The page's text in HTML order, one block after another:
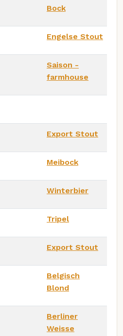
Bock
Engelse Stout
Saison -
farmhouse
Export Stout
Meibock
Winterbier
Tripel
Export Stout
Belgisch
Blond
Berliner
Weisse